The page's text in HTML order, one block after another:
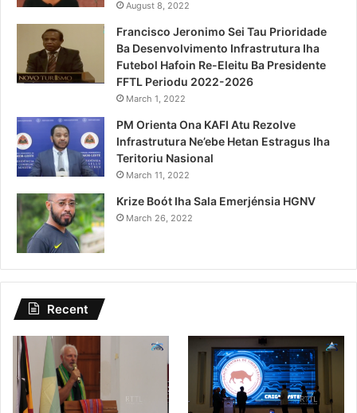
August 8, 2022
Francisco Jeronimo Sei Tau Prioridade
Ba Desenvolvimento Infrastrutura Iha
Futebol Hafoin Re-Eleitu Ba Presidente
FFTL Periodu 2022-2026
March 1, 2022
PM Orienta Ona KAFI Atu Rezolve
Infrastrutura Ne’ebe Hetan Estragus Iha
Teritoriu Nasional
March 11, 2022
Krize Boót Iha Sala Emerjénsia HGNV
March 26, 2022
Recent